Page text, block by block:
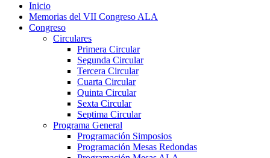
Inicio
Memorias del VII Congreso ALA
Congreso
Circulares
Primera Circular
Segunda Circular
Tercera Circular
Cuarta Circular
Quinta Circular
Sexta Circular
Septima Circular
Programa General
Programación Simposios
Programación Mesas Redondas